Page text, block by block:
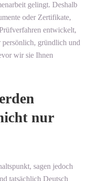
gelingt. Deshalb
oder Zertifikate,
entwickelt,
gründlich und
wir sie Ihnen
nur
sagen jedoch
tatsächlich Deutsch